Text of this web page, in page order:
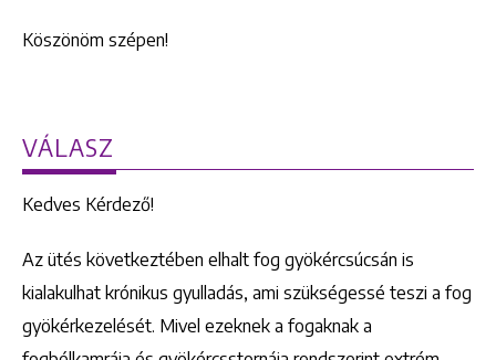
Köszönöm szépen!
VÁLASZ
Kedves Kérdező!
Az ütés következtében elhalt fog gyökércsúcsán is
kialakulhat krónikus gyulladás, ami szükségessé teszi a fog
gyökérkezelését. Mivel ezeknek a fogaknak a